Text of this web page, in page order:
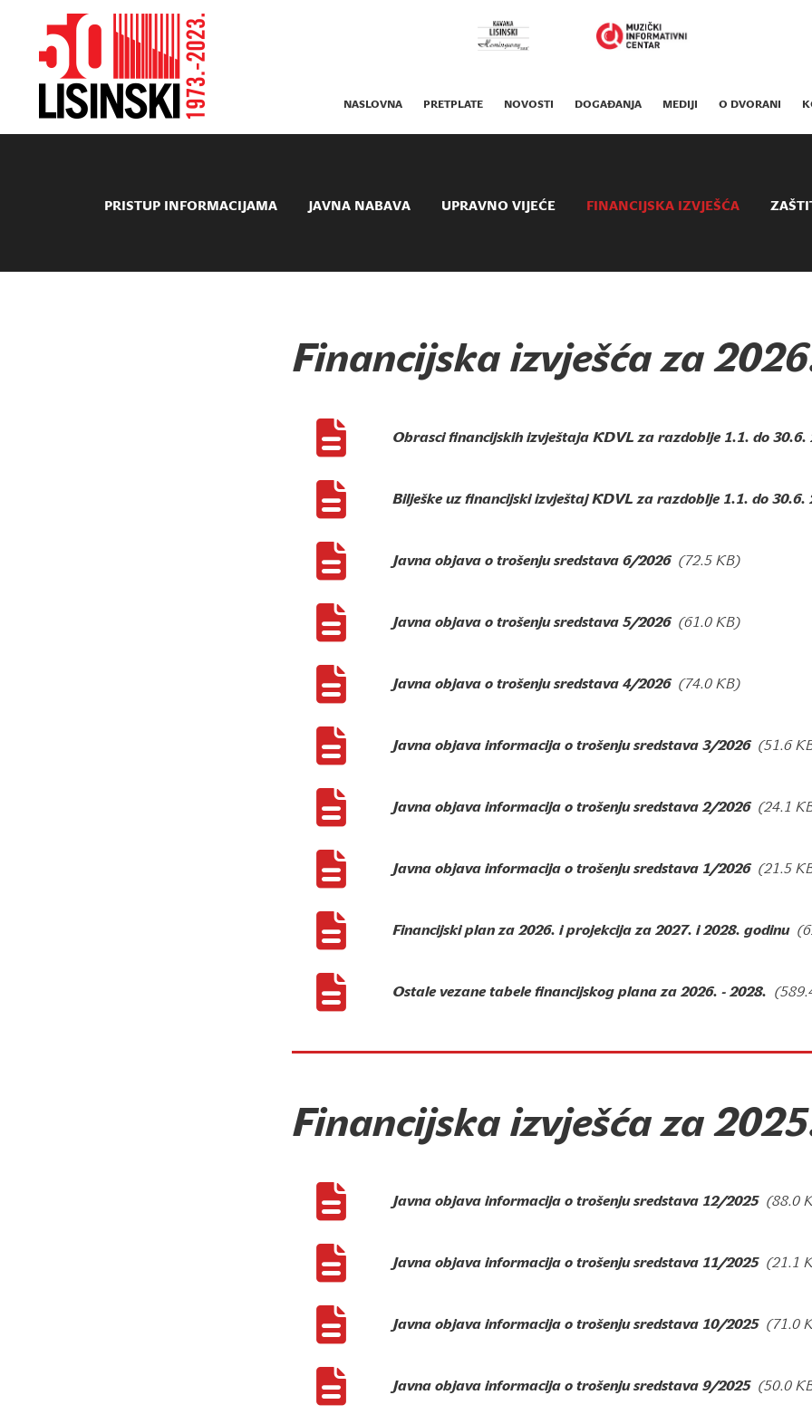
NASLOVNA PRETPLATE NOVOSTI DOGAĐANJA MEDIJI O DVORANI
PRISTUP INFORMACIJAMA JAVNA NABAVA UPRAVNO VIJEĆE FINANCIJSKA IZVJEŠĆA
Financijska izvješća za
Obrasci financijskih izvještaja KDVL za razdoblje 1.1. do 30.6.
Bilješke uz financijski izvještaj KDVL za razdoblje 1.1. do 30.6.
Javna objava o trošenju sredstava 6/2026 (72.5 KB)
Javna objava o trošenju sredstava 5/2026 (61.0 KB)
Javna objava o trošenju sredstava 4/2026 (74.0 KB)
Javna objava informacija o trošenju sredstava 3/2026 (51.6
Javna objava informacija o trošenju sredstava 2/2026 (24.1
Javna objava informacija o trošenju sredstava 1/2026 (21.5
Financijski plan za 2026. i projekcija za 2027. i 2028. godinu
Ostale vezane tabele financijskog plana za 2026. - 2028.
Financijska izvješća za
Javna objava informacija o trošenju sredstava 12/2025 (88.0
Javna objava informacija o trošenju sredstava 11/2025 (21.1
Javna objava informacija o trošenju sredstava 10/2025 (71.0
Javna objava informacija o trošenju sredstava 9/2025 (50.0